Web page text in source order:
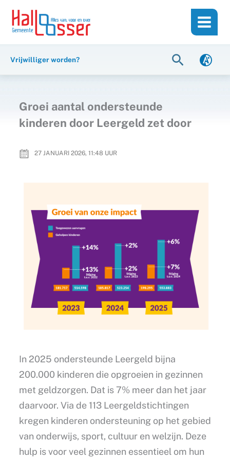
inhoud
naar
Vrijwilliger worden? Zoeken
Groei aantal ondersteunde
kinderen door Leergeld zet door
27 JANUARI 2026, 11:48 UUR
In 2025 ondersteunde Leergeld bijna
200.000 kinderen die opgroeien in gezinnen
met geldzorgen. Dat is 7% meer dan het jaar
daarvoor. Via de 113 Leergeldstichtingen
kregen kinderen ondersteuning op het gebied
van onderwijs, sport, cultuur en welzijn. Deze
hulp is voor veel gezinnen essentieel om hun